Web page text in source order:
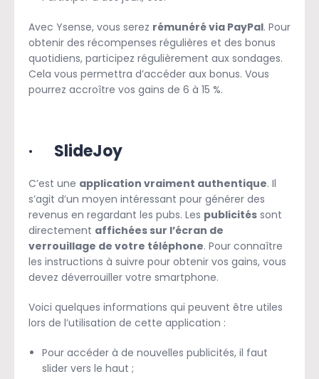
Avec Ysense, vous serez rémunéré via PayPal. Pour
obtenir des récompenses régulières et des bonus
quotidiens, participez régulièrement aux sondages.
Cela vous permettra d’accéder aux bonus. Vous
pourrez accroître vos gains de 6 à 15 %.
· SlideJoy
C’est une application vraiment authentique. Il
s’agit d’un moyen intéressant pour générer des
revenus en regardant les pubs. Les publicités sont
directement affichées sur l’écran de
verrouillage de votre téléphone. Pour connaître
les instructions à suivre pour obtenir vos gains, vous
devez déverrouiller votre smartphone.
Voici quelques informations qui peuvent être utiles
lors de l’utilisation de cette application :
Pour accéder à de nouvelles publicités, il faut
slider vers le haut ;